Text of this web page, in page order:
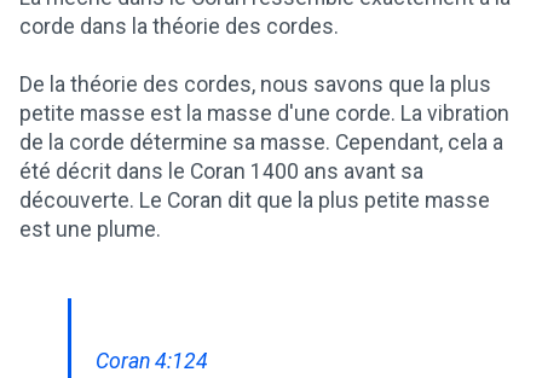
corde dans la théorie des cordes.
De la théorie des cordes, nous savons que la plus
petite masse est la masse d'une corde. La vibration
de la corde détermine sa masse. Cependant, cela a
été décrit dans le Coran 1400 ans avant sa
découverte. Le Coran dit que la plus petite masse
est une plume.
Coran 4:124